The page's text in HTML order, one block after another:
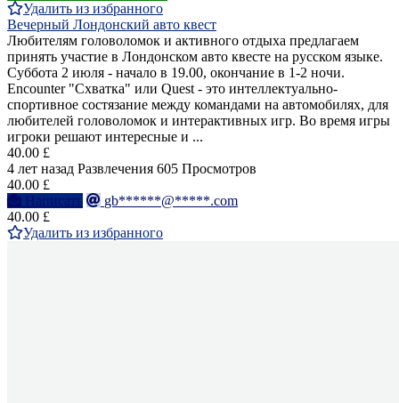
Удалить из избранного
Вечерный Лондонский авто квест
Любителям головоломок и активного отдыха предлагаем
принять участие в Лондонском авто квесте на русском языке.
Суббота 2 июля - начало в 19.00, окончание в 1-2 ночи.
Encounter "Схватка" или Quest - это интеллектуально-
спортивное состязание между командами на автомобилях, для
любителей головоломок и интерактивных игр. Во время игры
игроки решают интересные и ...
40.00 £
4 лет назад Развлечения 605 Просмотров
40.00 £
Написать
gb******@*****.com
40.00 £
Удалить из избранного